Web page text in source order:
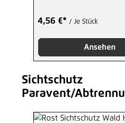
4,56 €* / Je Stück
Ansehen
Produktgalerie überspringen
Sichtschutz
Paravent/